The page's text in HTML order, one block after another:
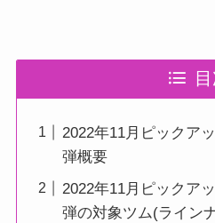
2022年11月ピックア
弾概要
2022年11月ピックア
弾の対象ツム(ライン